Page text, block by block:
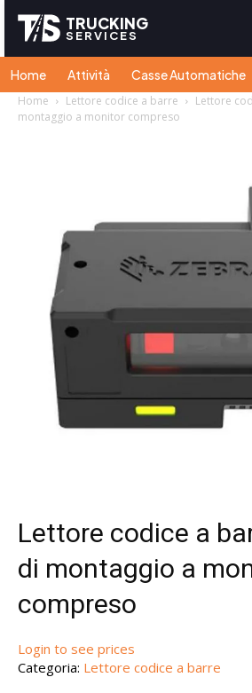
TRUCKING
SERVICES
Home Attività Casse Automatiche
Home Lettore codice a barre
Lettore
montaggio a monitor compreso
Lettore codice a
di montaggio a
compreso
Login to see prices
Categoria: Lettore codice a barre